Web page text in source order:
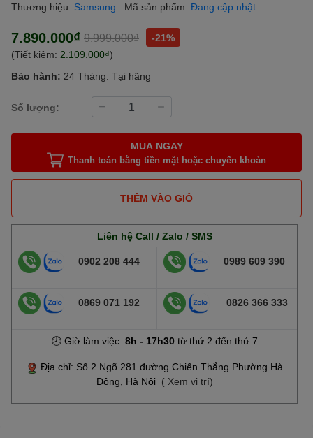
Thương hiệu: Samsung Mã sản phẩm: Đang cập nhật
7.890.000₫ 9.999.000₫
-21%
(Tiết kiệm: 2.109.000₫)
Bảo hành: 24 Tháng. Tại hãng
Số lượng:
MUA NGAY
Thanh toán bằng tiền mặt hoặc chuyển khoản
THÊM VÀO GIỎ
Liên hệ Call / Zalo / SMS
0902 208 444 0989 609 390
0869 071 192 0826 366 333
🕗 Giờ làm việc: 8h - 17h30từ thứ 2 đến thứ 7
Địa chỉ: Số 2 Ngõ 281 đường Chiến Thắng Phường Hà
Đông, Hà Nội ( Xem vị trí)